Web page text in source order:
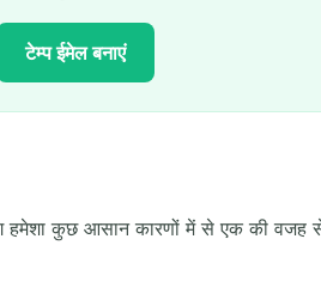
टेम्प ईमेल बनाएं
कुछ आसान कारणों में से एक की वजह